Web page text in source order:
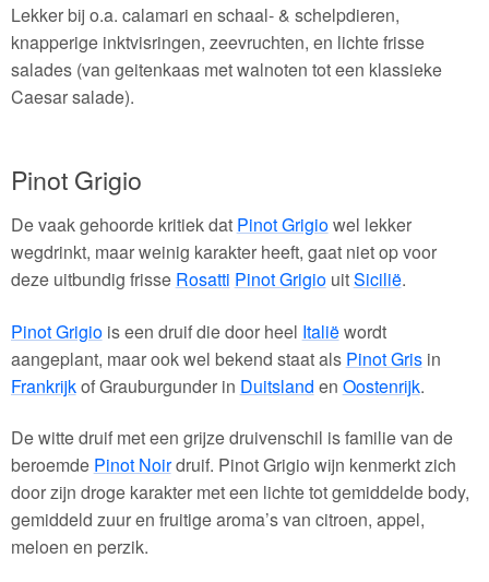
Lekker bij o.a. calamari en schaal- & schelpdieren,
knapperige inktvisringen, zeevruchten, en lichte frisse
salades (van geitenkaas met walnoten tot een klassieke
Caesar salade).
Pinot Grigio
De vaak gehoorde kritiek dat Pinot Grigiowel lekker
wegdrinkt, maar weinig karakter heeft, gaat niet op voor
deze uitbundig frisse Rosatti Pinot GrigiouitSicilië.
Pinot Grigiois een druif die door heel Italiëwordt
aangeplant, maar ook wel bekend staat als Pinot Grisin
Frankrijkof Grauburgunder in Duitsland en Oostenrijk.
De witte druif met een grijze druivenschil is familie van de
beroemde Pinot Noirdruif. Pinot Grigio wijn kenmerkt zich
door zijn droge karakter met een lichte tot gemiddelde body,
gemiddeld zuur en fruitige aroma’s van citroen, appel,
meloen en perzik.